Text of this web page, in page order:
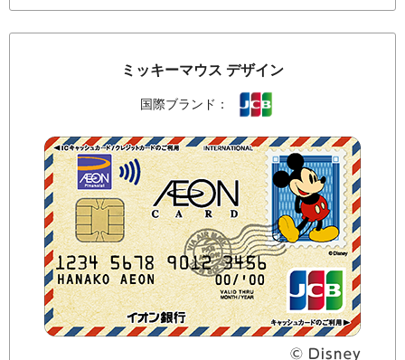
ミッキーマウス デザイン
国際ブランド：